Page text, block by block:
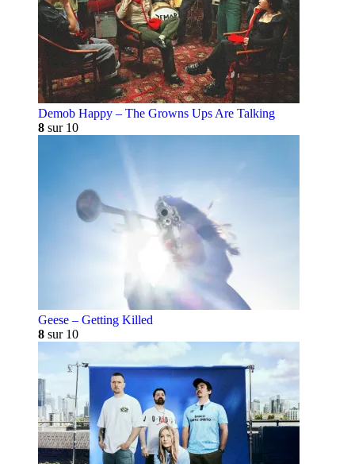
Demob Happy – The Growns Ups Are Talking
8 sur 10
Geese – Getting Killed
8 sur 10